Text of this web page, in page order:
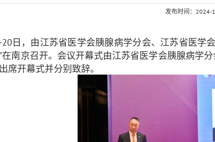
发布时间：2024-
日，由江苏省医学会胰腺病学分会、江苏省医学
在南京召开。会议开幕式由江苏省医学会胰腺病学
席开幕式并分别致辞。